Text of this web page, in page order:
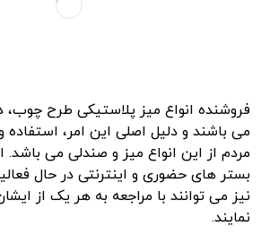
فروشنده انواع میز پلاستیکی طرح چوب،
می باشند و دلیل اصلی این امر، استفاده
مردم از این انواع میز و صندلی می باشد.
بستر های حضوری و اینترنتی در حال
نیز می توانند با مراجعه به هر یک از
نمایند.